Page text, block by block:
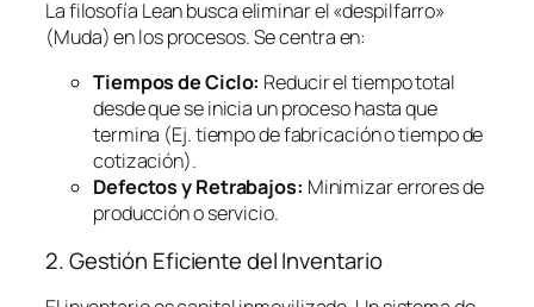
La filosofía Leanbusca eliminar el «despilfarro»
(Muda) en los procesos. Se centra en:
Tiempos de Ciclo: Reducir el tiempo total
desde que se inicia un proceso hasta que
termina (Ej. tiempo de fabricación o tiempo de
cotización).
Defectos y Retrabajos: Minimizar errores de
producción o servicio.
2. Gestión Eficiente del Inventario